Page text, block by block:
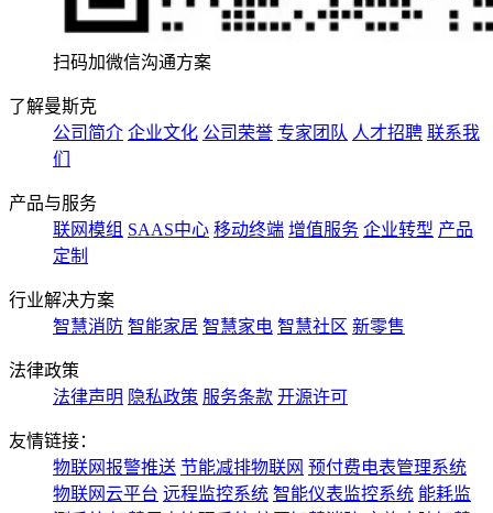
扫码加微信沟通方案
了解曼斯克
公司简介 企业文化 公司荣誉 专家团队 人才招聘 联系我
们
产品与服务
联网模组 SAAS中心 移动终端 增值服务 企业转型 产品
定制
行业解决方案
智慧消防 智能家居 智慧家电 智慧社区 新零售
法律政策
法律声明 隐私政策 服务条款 开源许可
友情链接：
物联网报警推送 节能减排物联网 预付费电表管理系统
物联网云平台 远程监控系统 智能仪表监控系统 能耗监